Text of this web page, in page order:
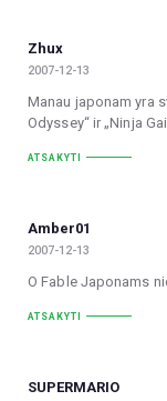
Zhux
2007-12-13
Manau japonam yra
Odyssey“ ir „Ninja
ATSAKYTI
Amber01
2007-12-13
O Fable Japonams
ATSAKYTI
SUPERMARIO